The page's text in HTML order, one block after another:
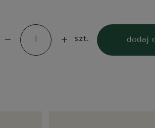
szt. dodaj